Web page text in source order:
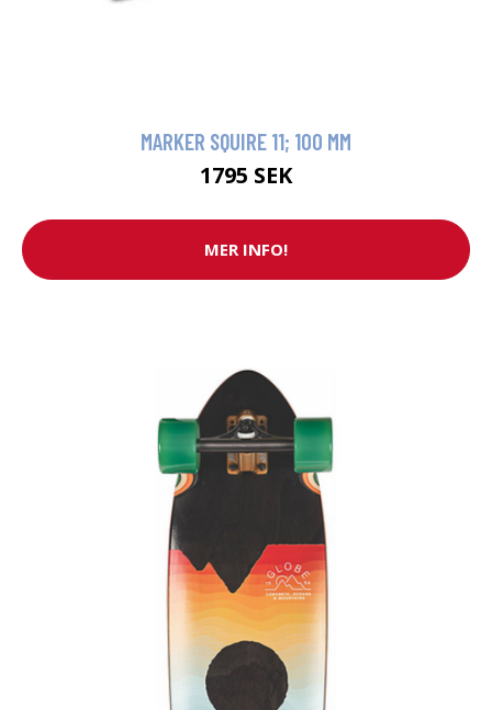
MARKER SQUIRE 11; 100 MM
1795 SEK
MER INFO!